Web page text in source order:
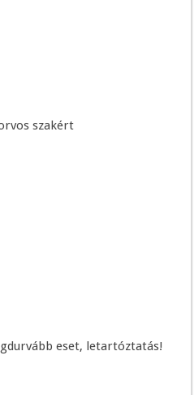
szakért
eset, letartóztatás!